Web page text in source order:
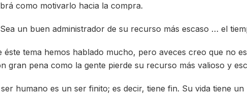
como motivarlo hacia la compra.
un buen administrador de su recurso más escaso … el
éste tema hemos hablado mucho, pero aveces creo que no
gran pena como la gente pierde su recurso más valioso y
ser humano es un ser finito; es decir, tiene fin. Su vida tiene